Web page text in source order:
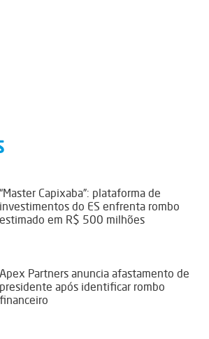
“Master Capixaba”: plataforma de
investimentos do ES enfrenta rombo
estimado em R$ 500 milhões
Apex Partners anuncia afastamento de
presidente após identificar rombo
financeiro